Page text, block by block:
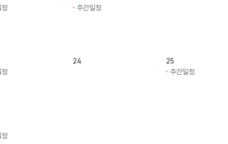
주간일정
24
25
주간일정